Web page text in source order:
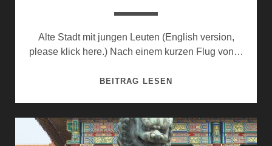
Alte Stadt mit jungen Leuten (English version,
please klick here.) Nach einem kurzen Flug von…
BEITRAG LESENDIE
LIJIANG
UND